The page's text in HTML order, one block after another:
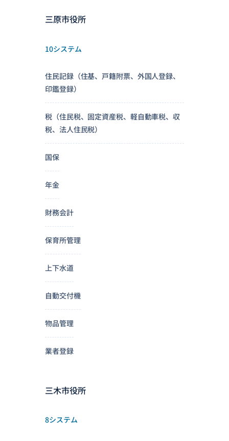
三原市役所
10システム
住民記録（住基、戸籍附票、外国人登録、
印鑑登録）
税（住民税、固定資産税、軽自動車税、収
税、法人住民税）
国保
年金
財務会計
保育所管理
上下水道
自動交付機
物品管理
業者登録
三木市役所
8システム